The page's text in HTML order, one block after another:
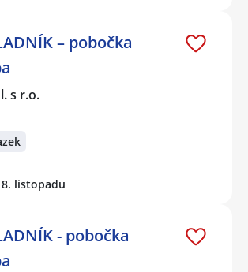
– pobočka
s r.o.
listopadu
- pobočka